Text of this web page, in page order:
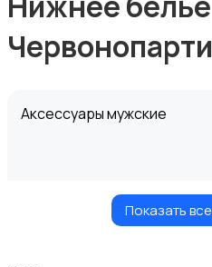
Аксессуары мужские
Показать